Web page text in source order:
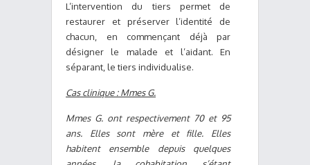
L’intervention du tiers permet de
restaurer et préserver l’identité de
chacun, en commençant déjà par
désigner le malade et l’aidant. En
séparant, le tiers individualise.
Cas clinique : Mmes G.
Mmes G. ont respectivement 70 et 95
ans. Elles sont mère et fille. Elles
habitent ensemble depuis quelques